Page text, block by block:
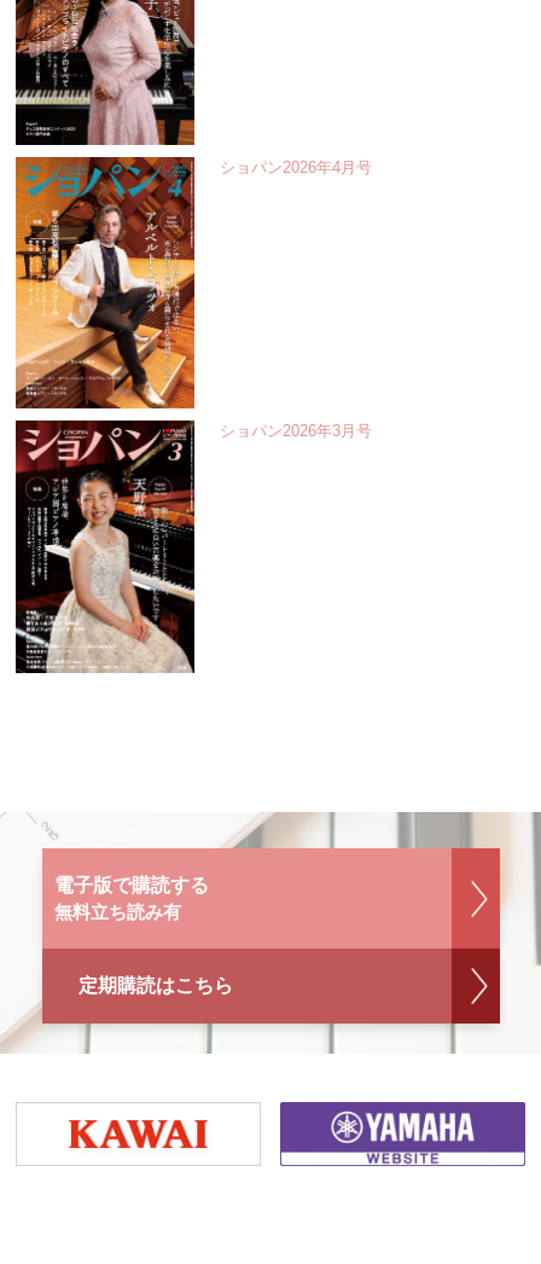
ショパン2026年4月号
ショパン2026年3月号
電子版で購読する
無料立ち読み有
定期購読はこちら